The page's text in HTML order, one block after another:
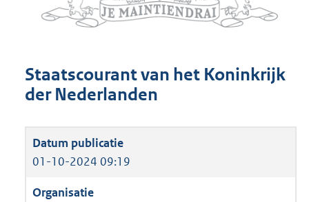
Staatscourant van het Koninkrijk
der Nederlanden
01-10-2024 09:19